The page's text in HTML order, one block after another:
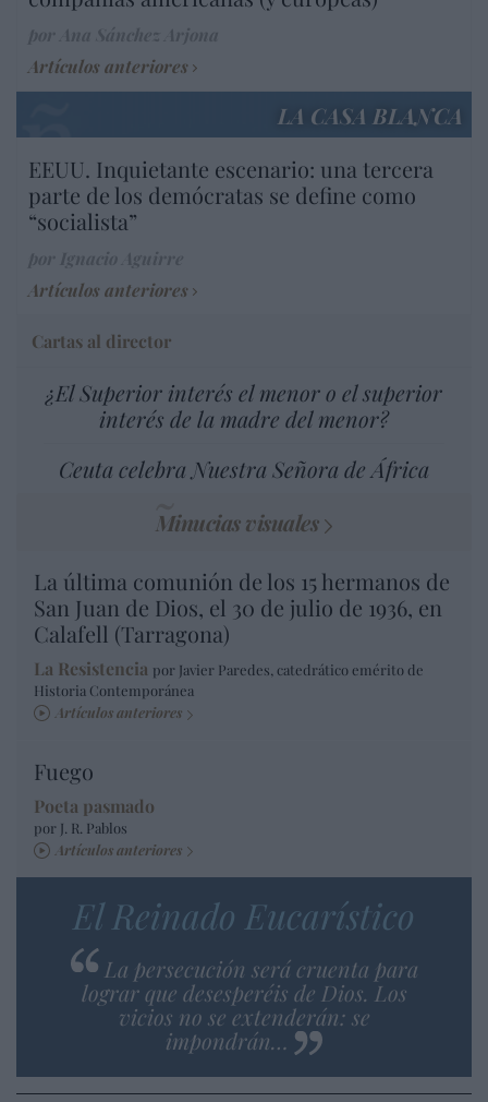
Artículos anteriores
LA CASA BLANCA
EEUU. Inquietante escenario: una tercera
parte de los demócratas se define como
“socialista”
Artículos anteriores
Cartas al director
¿El Superior interés el menor o el superior
interés de la madre del menor?
Ceuta celebra Nuestra Señora de África
Minucias visuales
La última comunión de los 15 hermanos de
San Juan de Dios, el 30 de julio de 1936, en
Calafell (Tarragona)
La Resistencia por Javier Paredes, catedrático emérito de
Historia Contemporánea
Artículos anteriores
Fuego
Poeta pasmado
por J. R. Pablos
Artículos anteriores
El Reinado Eucarístico
La persecución será cruenta para
lograr que desesperéis de Dios. Los
vicios no se extenderán: se
impondrán…